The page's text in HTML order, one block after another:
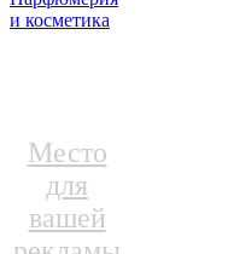
и косметика
Место
для
вашей